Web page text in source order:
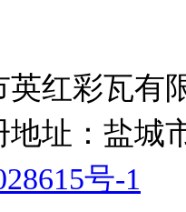
红彩瓦有
地址：盐城
号-1